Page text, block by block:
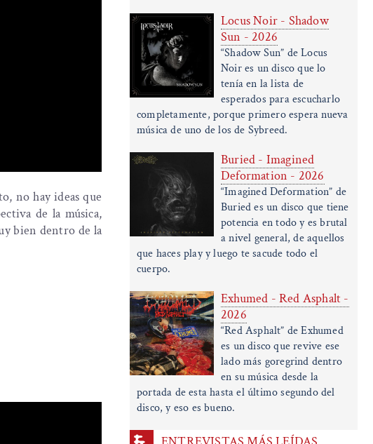
no hay ideas que
de la música,
bien dentro de la
Locus Noir - Shadow
Sun - 2026
“Shadow Sun” de Locus
Noir es un disco que lo
tenía en la lista de
esperados para escucharlo
completamente, porque primero espera nueva
música de uno de los de Sybreed.
Buried - Imagined
Deformation - 2026
“Imagined Deformation” de
Buried es un disco que tiene
potencia en todo y es brutal
a nivel general, de aquellos
que haces play y luego te sacude todo el
cuerpo.
Exhumed - Red Asphalt -
2026
“Red Asphalt” de Exhumed
es un disco que revive ese
lado más goregrind dentro
en su música desde la
portada de esta hasta el último segundo del
disco, y eso es bueno.